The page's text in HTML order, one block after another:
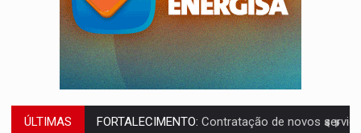
ÚLTIMAS URGENTE:Condutor de carro avança cruzamento e deixa